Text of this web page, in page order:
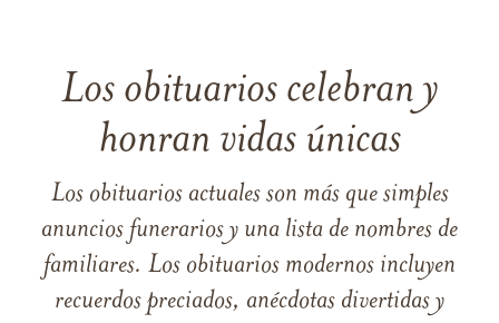
Los obituarios celebran y
honran vidas únicas
Los obituarios actuales son más que simples
anuncios funerarios y una lista de nombres de
familiares. Los obituarios modernos incluyen
recuerdos preciados, anécdotas divertidas y